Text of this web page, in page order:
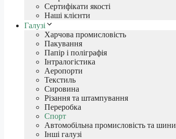
Сертифікати якості
Наші клієнти
Галузі
Харчова промисловість
Пакування
Папір і поліграфія
Інтралогістика
Аеропорти
Текстиль
Сировина
Різання та штампування
Переробка
Спорт
Автомобільна промисловість та шини
Інші галузі